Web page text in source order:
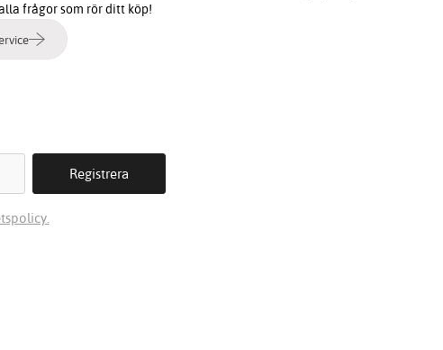
frågor som rör ditt köp!